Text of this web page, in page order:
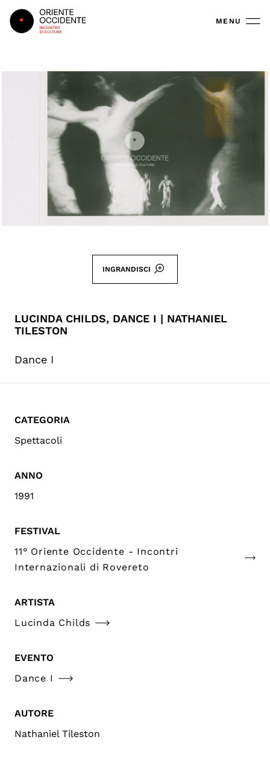
Oriente Occidente MENU
INGRANDISCI
LUCINDA CHILDS, DANCE I | NATHANIEL
TILESTON
Dance I
CATEGORIA
Spettacoli
ANNO
1991
FESTIVAL
11° Oriente Occidente - Incontri
Internazionali di Rovereto
ARTISTA
Lucinda Childs
EVENTO
Dance I
AUTORE
Nathaniel Tileston